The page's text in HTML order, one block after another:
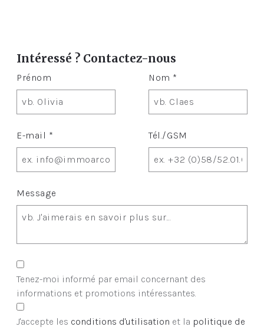
Intéressé ? Contactez-nous
Prénom Nom *
E-mail * Tél./GSM
Message
Tenez-moi informé par email concernant des
informations et promotions intéressantes.
J'accepte les conditions d'utilisation et la politique de